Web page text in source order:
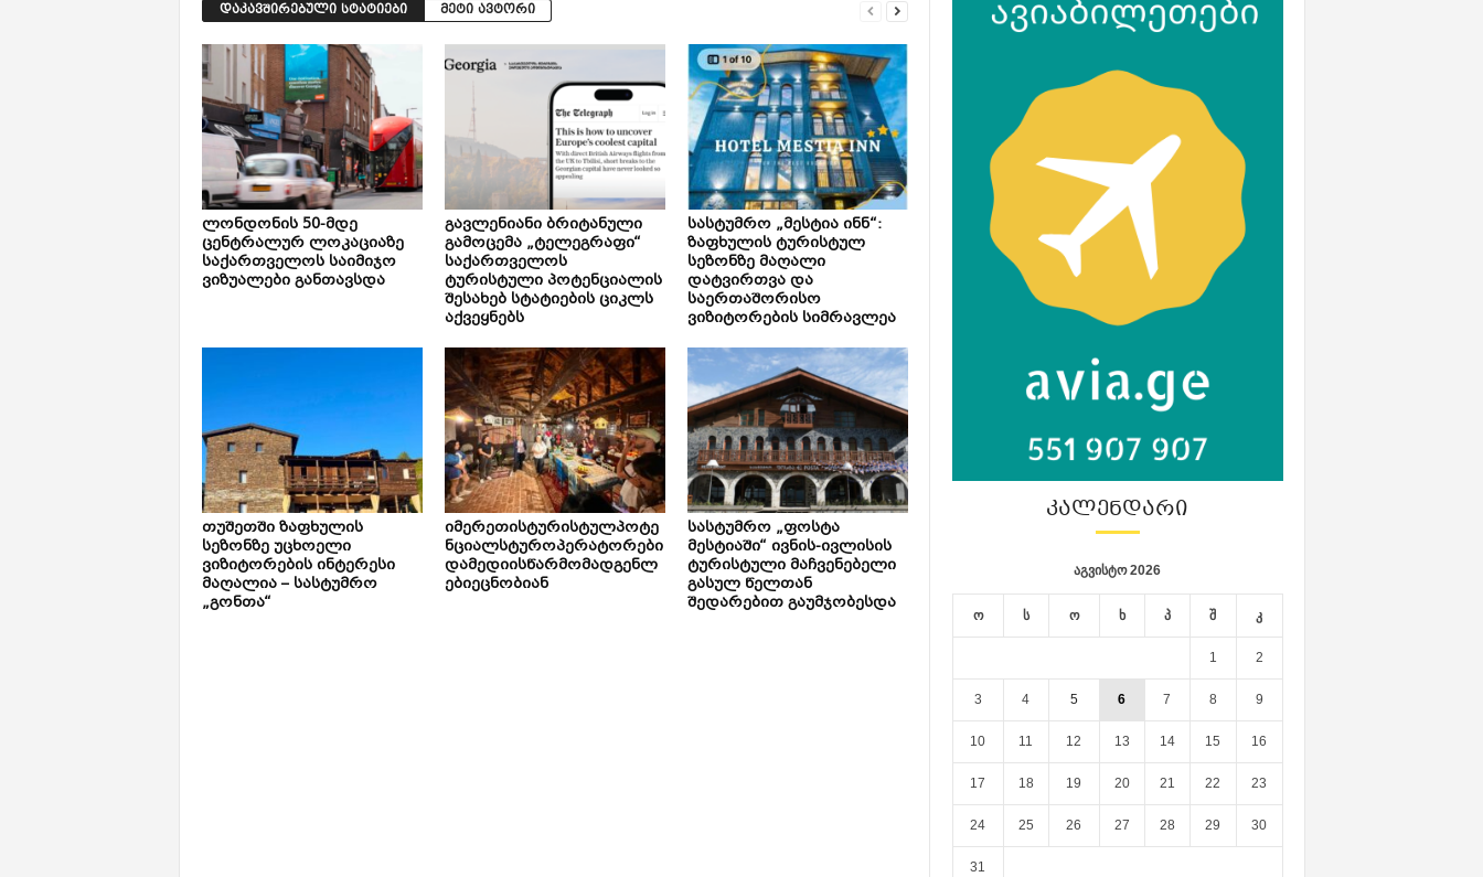
დაკავშირებული სტატიები მეტი ავტორი
ლონდონის 50-მდე
ცენტრალურ ლოკაციაზე
საქართველოს საიმიჯო
ვიზუალები განთავსდა
გავლენიანი ბრიტანული
გამოცემა „ტელეგრაფი“
საქართველოს
ტურისტული პოტენციალის
შესახებ სტატიების ციკლს
აქვეყნებს
სასტუმრო „მესტია ინნ“:
ზაფხულის ტურისტულ
სეზონზე მაღალი
დატვირთვა და
საერთაშორისო
ვიზიტორების სიმრავლეა
თუშეთში ზაფხულის
სეზონზე უცხოელი
ვიზიტორების ინტერესი
მაღალია – სასტუმრო
„გონთა“
იმერეთისტურისტულპოტე
ნციალსტუროპერატორები
დამედიისწარმომადგენლ
ებიეცნობიან
სასტუმრო „ფოსტა
მესტიაში“ ივნის-ივლისის
ტურისტული მაჩვენებელი
გასულ წელთან
შედარებით გაუმჯობესდა
ᲙᲐᲚᲔᲜᲓᲐᲠᲘ
აგვისტო 2026
ო ს ო ხ პ შ კ
1 2
3 4 5 6 7 8 9
10 11 12 13 14 15 16
17 18 19 20 21 22 23
24 25 26 27 28 29 30
31